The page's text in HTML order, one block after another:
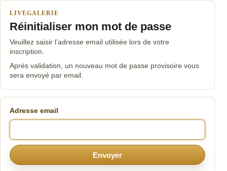
LIVEGALERIE
Réinitialiser mon mot de passe
Veuillez saisir l’adresse email utilisée lors de votre
inscription.
Après validation, un nouveau mot de passe provisoire vous
sera envoyé par email.
Adresse email
Envoyer